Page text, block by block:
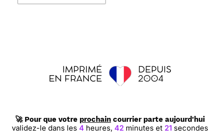
🚀 Pour que votre prochain courrier parte aujourd'hui
validez-le dans les 4 heures, 42 minutes et 21 secondes